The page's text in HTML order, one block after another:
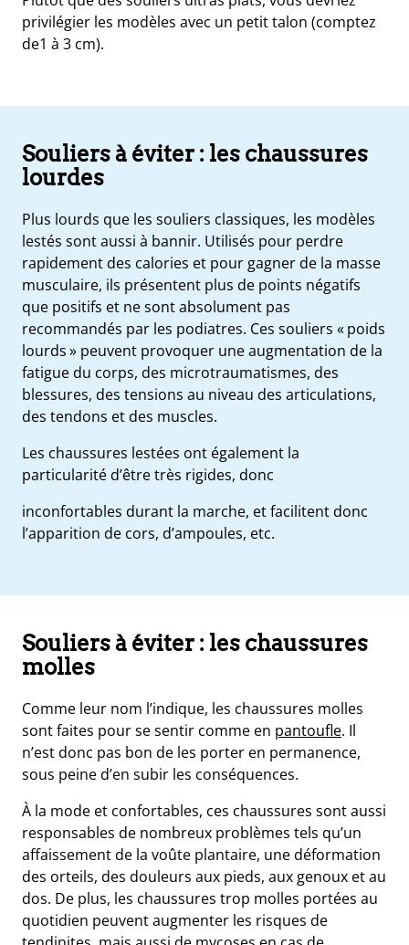
privilégier les modèles avec un petit talon (comptez
de1 à 3 cm).
Souliers à éviter : les chaussures
lourdes
Plus lourds que les souliers classiques, les modèles
lestés sont aussi à bannir. Utilisés pour perdre
rapidement des calories et pour gagner de la masse
musculaire, ils présentent plus de points négatifs
que positifs et ne sont absolument pas
recommandés par les podiatres. Ces souliers « poids
lourds » peuvent provoquer une augmentation de la
fatigue du corps, des microtraumatismes, des
blessures, des tensions au niveau des articulations,
des tendons et des muscles.
Les chaussures lestées ont également la
particularité d’être très rigides, donc
inconfortables durant la marche, et facilitent donc
l’apparition de cors, d’ampoules, etc.
Souliers à éviter : les chaussures
molles
Comme leur nom l’indique, les chaussures molles
sont faites pour se sentir comme en pantoufle. Il
n’est donc pas bon de les porter en permanence,
sous peine d’en subir les conséquences.
À la mode et confortables, ces chaussures sont aussi
responsables de nombreux problèmes tels qu’un
affaissement de la voûte plantaire, une déformation
des orteils, des douleurs aux pieds, aux genoux et au
dos. De plus, les chaussures trop molles portées au
quotidien peuvent augmenter les risques de